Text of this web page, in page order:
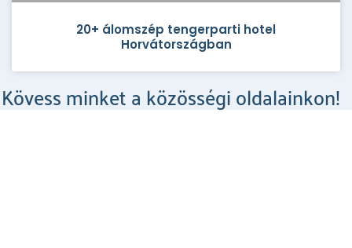
20+ álomszép tengerparti hotel
Horvátországban
Kövess minket a közösségi oldalainkon!